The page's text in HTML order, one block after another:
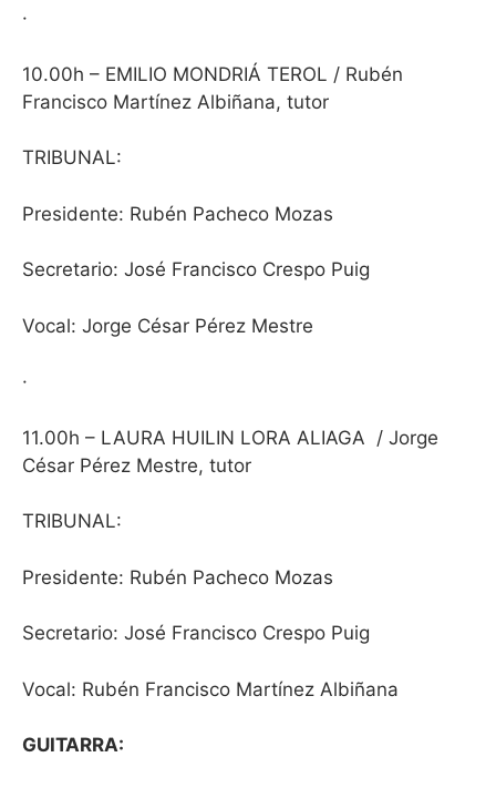
·
10.00h – EMILIO MONDRIÁ TEROL / Rubén
Francisco Martínez Albiñana, tutor
TRIBUNAL:
Presidente: Rubén Pacheco Mozas
Secretario: José Francisco Crespo Puig
Vocal: Jorge César Pérez Mestre
·
11.00h – LAURA HUILIN LORA ALIAGA / Jorge
César Pérez Mestre, tutor
TRIBUNAL:
Presidente: Rubén Pacheco Mozas
Secretario: José Francisco Crespo Puig
Vocal: Rubén Francisco Martínez Albiñana
GUITARRA: